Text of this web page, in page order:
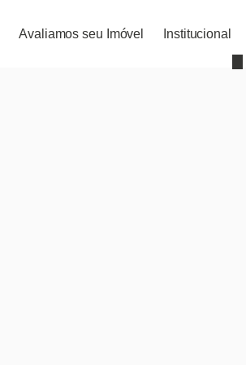
Institucional
Avaliamos seu Imóvel